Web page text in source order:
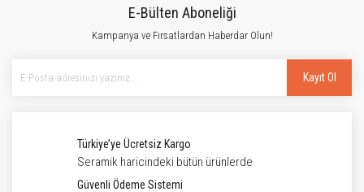
E-Bülten Aboneliği
Kampanya ve Fırsatlardan Haberdar Olun!
Kayıt Ol
Türkiye’ye Ücretsiz Kargo
Seramik haricindeki bütün ürünlerde
Güvenli Ödeme Sistemi